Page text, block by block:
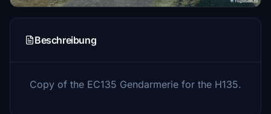
Beschreibung
Copy of the EC135 Gendarmerie for the H135.